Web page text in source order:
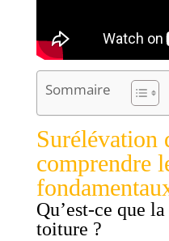
Sommaire
Surélévation
comprendre
Qu’est-ce que
toiture ?